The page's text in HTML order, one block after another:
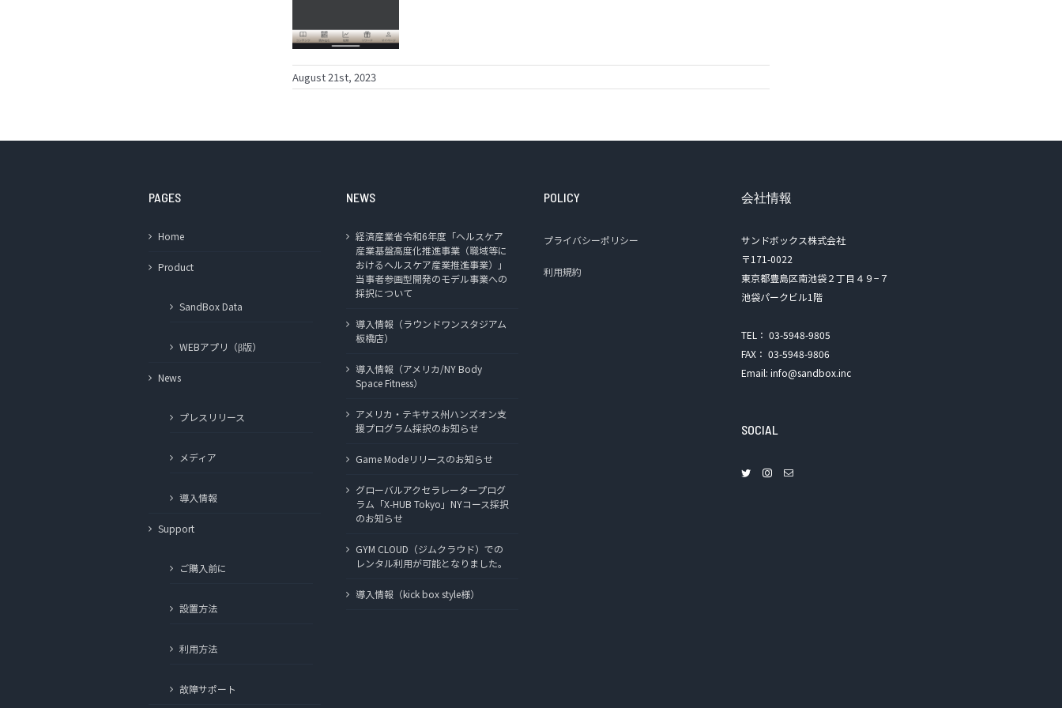
August 21st, 2023
PAGES
Home
Product
SandBox Data
WEBアプリ（β版）
News
プレスリリース
メディア
導入情報
Support
ご購入前に
設置方法
利用方法
故障サポート
NEWS
経済産業省令和6年度「ヘルスケア
産業基盤高度化推進事業（職域等に
おけるヘルスケア産業推進事業）」
当事者参画型開発のモデル事業への
採択について
導入情報（ラウンドワンスタジアム
板橋店）
導入情報（アメリカ/NY Body
Space Fitness）
アメリカ・テキサス州ハンズオン支
援プログラム採択のお知らせ
Game Modeリリースのお知らせ
グローバルアクセラレータープログ
ラム「X-HUB Tokyo」NYコース採択
のお知らせ
GYM CLOUD（ジムクラウド）での
レンタル利用が可能となりました。
導入情報（kick box style様）
POLICY
プライバシーポリシー
利用規約
会社情報
サンドボックス株式会社
〒171-0022
東京都豊島区南池袋２丁目４９−７
池袋パークビル1階
TEL： 03-5948-9805
FAX： 03-5948-9806
Email: info@sandbox.inc
SOCIAL